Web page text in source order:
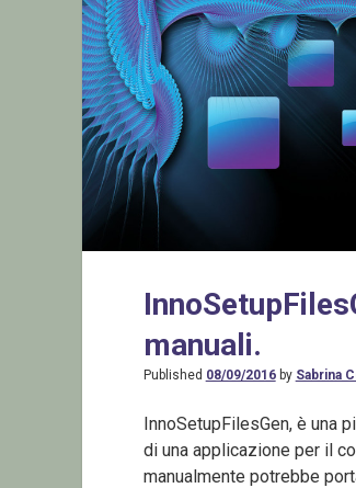
manuali.
Published 08/09/2016by Sabrina
InnoSetupFilesGen, è una
di una applicazione per il
manualmente potrebbe